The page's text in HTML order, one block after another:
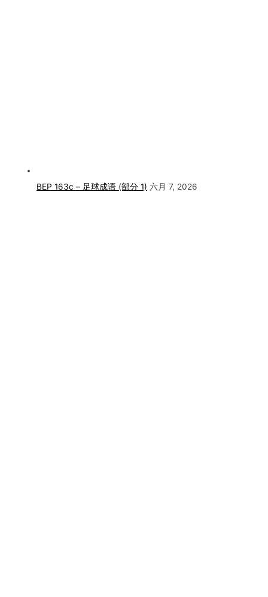
BEP 163c – 足球成语 (部分 1) 六月 7, 2026